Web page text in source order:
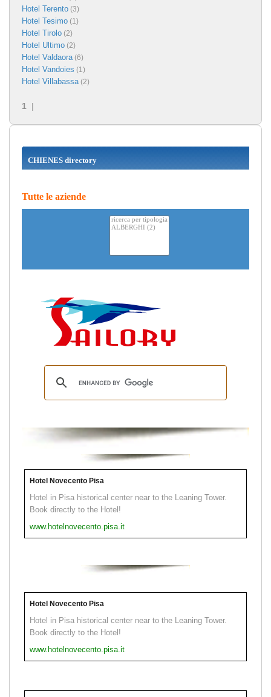
Hotel Terento (3)
Hotel Tesimo (1)
Hotel Tirolo (2)
Hotel Ultimo (2)
Hotel Valdaora(6)
Hotel Vandoies (1)
Hotel Villabassa(2)
1 |
CHIENES directory
Tutte le aziende
Hotel Novecento Pisa
Hotel in Pisa historical center near to the Leaning Tower.
Book directly to the Hotel!
www.hotelnovecento.pisa.it
Hotel Novecento Pisa
Hotel in Pisa historical center near to the Leaning Tower.
Book directly to the Hotel!
www.hotelnovecento.pisa.it